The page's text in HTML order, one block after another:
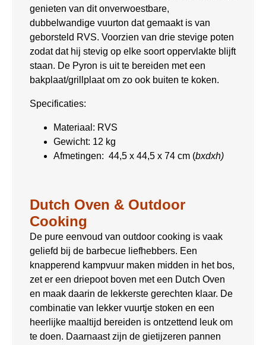
genieten van dit onverwoestbare,
dubbelwandige vuurton dat gemaakt is van
geborsteld RVS. Voorzien van drie stevige poten
zodat dat hij stevig op elke soort oppervlakte blijft
staan. De Pyron is uit te bereiden met een
bakplaat/grillplaat om zo ook buiten te koken.
Specificaties:
Materiaal: RVS
Gewicht: 12 kg
Afmetingen: 44,5 x 44,5 x 74 cm (bxdxh)
Dutch Oven & Outdoor
Cooking
De pure eenvoud van outdoor cooking is vaak
geliefd bij de barbecue liefhebbers. Een
knapperend kampvuur maken midden in het bos,
zet er een driepoot boven met een Dutch Oven
en maak daarin de lekkerste gerechten klaar. De
combinatie van lekker vuurtje stoken en een
heerlijke maaltijd bereiden is ontzettend leuk om
te doen. Daarnaast zijn de gietijzeren pannen